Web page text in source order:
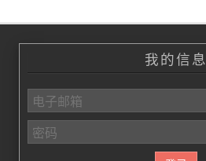
我的信息